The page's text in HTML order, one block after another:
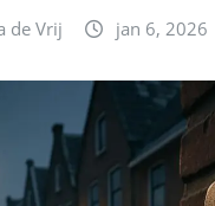
de Vrij jan 6, 2026